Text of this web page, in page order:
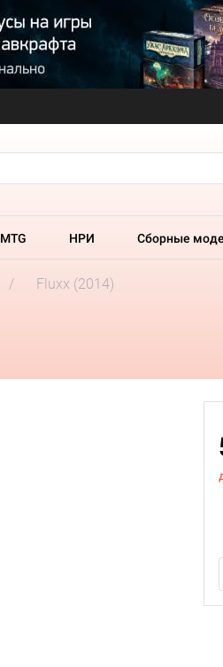
MTG НРИ Сборные
Fluxx (2014)